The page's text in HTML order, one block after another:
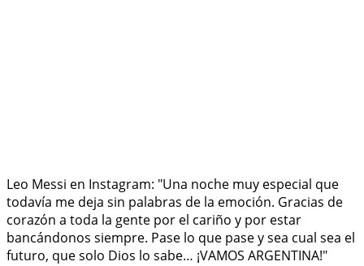
Leo Messi en Instagram: "Una noche muy especial que
todavía me deja sin palabras de la emoción. Gracias de
corazón a toda la gente por el cariño y por estar
bancándonos siempre. Pase lo que pase y sea cual sea el
futuro, que solo Dios lo sabe… ¡VAMOS ARGENTINA!"